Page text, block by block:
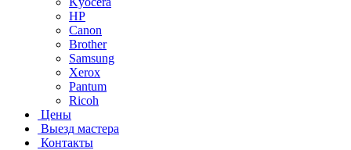
HP
Canon
Brother
Samsung
Xerox
Pantum
Ricoh
Цены
Выезд мастера
Контакты